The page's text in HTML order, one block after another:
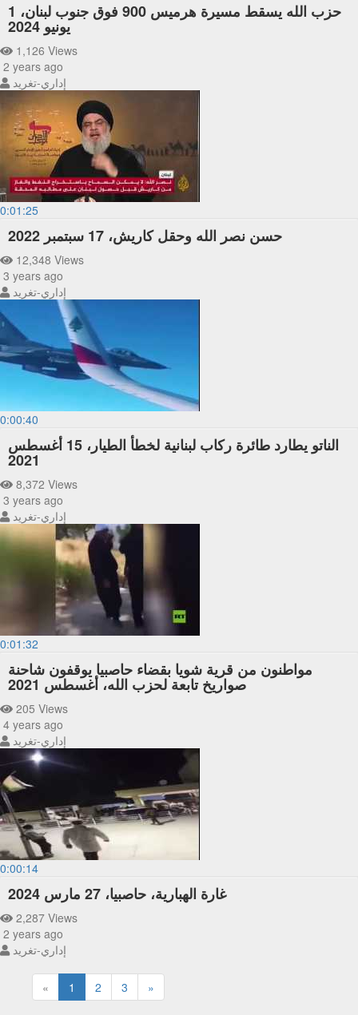
حزب الله يسقط مسيرة هرميس 900 فوق جنوب لبنان، 1
يونيو 2024
1,126 Views
2 years ago
إداري-تغريد
0:01:25
حسن نصر الله وحقل كاريش، 17 سبتمبر 2022
12,348 Views
3 years ago
إداري-تغريد
0:00:40
الناتو يطارد طائرة ركاب لبنانية لخطأ الطيار، 15 أغسطس
2021
8,372 Views
3 years ago
إداري-تغريد
0:01:32
مواطنون من قرية شويا بقضاء حاصبيا يوقفون شاحنة
صواريخ تابعة لحزب الله، أغسطس 2021
205 Views
4 years ago
إداري-تغريد
0:00:14
غارة الهبارية، حاصبيا، 27 مارس 2024
2,287 Views
2 years ago
إداري-تغريد
« 1 2 3 »